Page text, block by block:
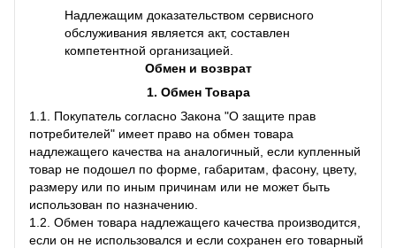
Надлежащим доказательством сервисного
обслуживания является акт, составлен
компетентной организацией.
Обмен и возврат
1. Обмен Товара
1.1. Покупатель согласно Закона "О защите прав
потребителей" имеет право на обмен товара
надлежащего качества на аналогичный, если купленный
товар не подошел по форме, габаритам, фасону, цвету,
размеру или по иным причинам или не может быть
использован по назначению.
1.2. Обмен товара надлежащего качества производится,
если он не использовался и если сохранен его товарный